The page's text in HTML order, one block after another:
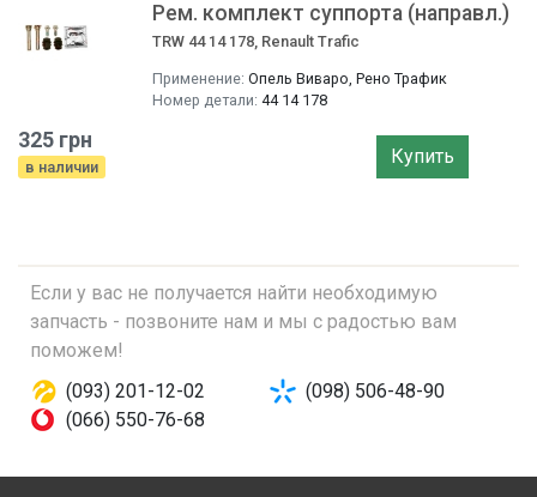
Рем. комплект суппорта (направл.)
TRW 44 14 178, Renault Trafic
Применение: Опель Виваро, Рено Трафик
Номер детали: 44 14 178
325 грн
в наличии Купить
Если у вас не получается найти необходимую
запчасть - позвоните нам и мы с радостью вам
поможем!
(093) 201-12-02
(098) 506-48-90
(066) 550-76-68